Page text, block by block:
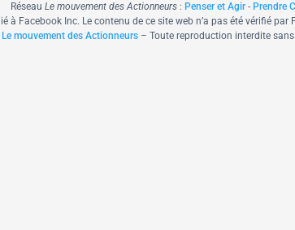
Réseau Le mouvement des Actionneurs : Penser et Agir - Prendre
à Facebook Inc. Le contenu de ce site web n’a pas été vérifié
Le mouvement des Actionneurs – Toute reproduction interdite sans